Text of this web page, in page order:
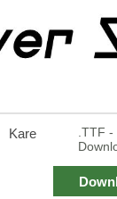
Kare
.TTF